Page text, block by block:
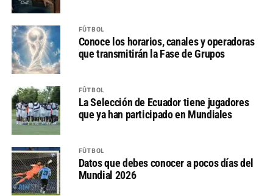
FÚTBOL
Conoce los horarios, canales y operadoras
que transmitirán la Fase de Grupos
FÚTBOL
La Selección de Ecuador tiene jugadores
que ya han participado en Mundiales
FÚTBOL
Datos que debes conocer a pocos días del
Mundial 2026